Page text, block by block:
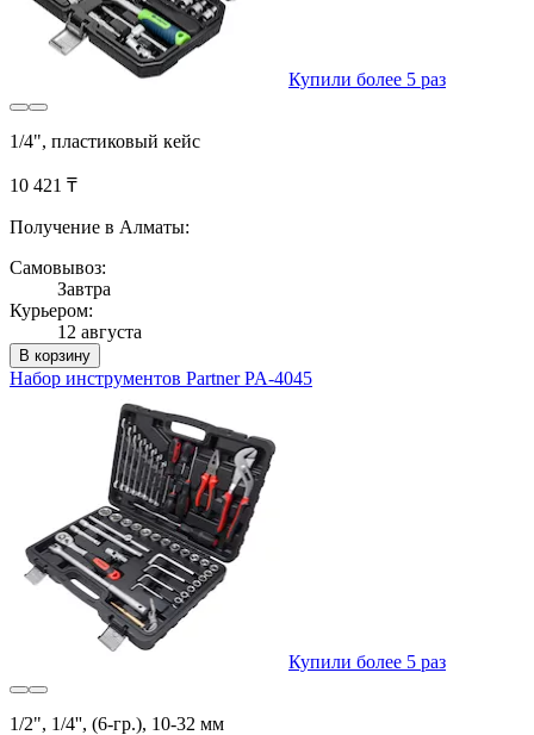
Купили более 5 раз
1/4", пластиковый кейс
10 421 ₸
Получение в Алматы:
Самовывоз:
Завтра
Курьером:
12 августа
В корзину
Набор инструментов Partner PA-4045
Купили более 5 раз
1/2", 1/4'', (6-гр.), 10-32 мм